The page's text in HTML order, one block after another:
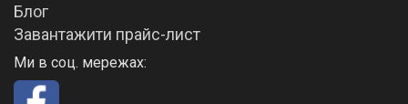
Блог
Завантажити прайс-лист
Ми в соц. мережах: